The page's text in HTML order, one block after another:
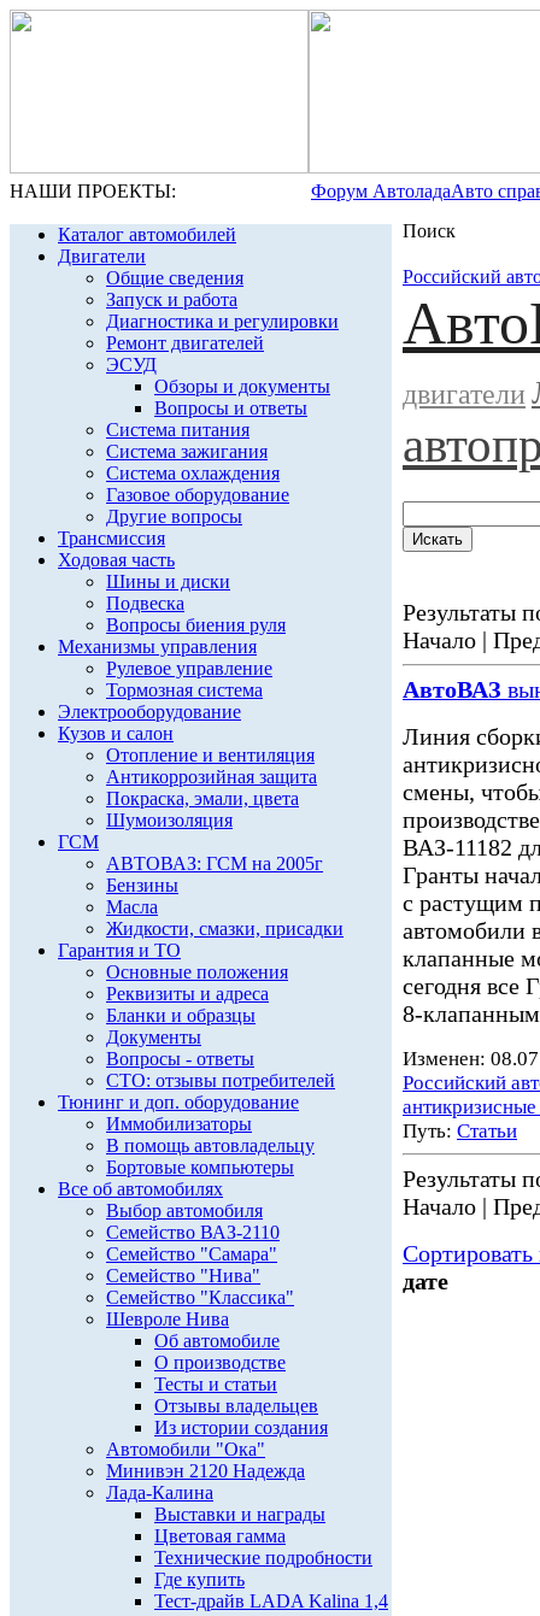
НАШИ ПРОЕКТЫ: Форум АвтоладаАвто
Каталог автомобилей
Двигатели
Общие сведения
Запуск и работа
Диагностика и регулировки
Ремонт двигателей
ЭСУД
Обзоры и документы
Вопросы и ответы
Система питания
Система зажигания
Система охлаждения
Газовое оборудование
Другие вопросы
Трансмиссия
Ходовая часть
Шины и диски
Подвеска
Вопросы биения руля
Механизмы управления
Рулевое управление
Тормозная система
Электрооборудование
Кузов и салон
Отопление и вентиляция
Антикоррозийная защита
Покраска, эмали, цвета
Шумоизоляция
ГСМ
АВТОВАЗ: ГСМ на 2005г
Бензины
Масла
Жидкости, смазки, присадки
Гарантия и ТО
Основные положения
Реквизиты и адреса
Бланки и образцы
Документы
Вопросы - ответы
СТО: отзывы потребителей
Тюнинг и доп. оборудование
Иммобилизаторы
В помощь автовладельцу
Бортовые компьютеры
Все об автомобилях
Выбор автомобиля
Семейство ВАЗ-2110
Семейство "Самара"
Семейство "Нива"
Семейство "Классика"
Шевроле Нива
Об автомобиле
О производстве
Тесты и статьи
Отзывы владельцев
Из истории создания
Автомобили "Ока"
Минивэн 2120 Надежда
Лада-Калина
Выставки и награды
Цветовая гамма
Технические подробности
Где купить
Тест-драйв LADA Kalina 1,4
Поиск
Российский
двигатели
Результаты
Начало |
АвтоВАЗ
Линия
смены,
ВАЗ-11182
Гранты
с растущим
автомобили
клапанные
сегодня все
8-
Изменен:
Российский
Путь: Статьи
Результаты
Начало |
дате